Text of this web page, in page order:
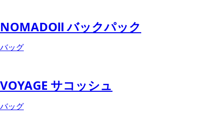
NOMADOⅡ バックパック
バッグ
VOYAGE サコッシュ
バッグ